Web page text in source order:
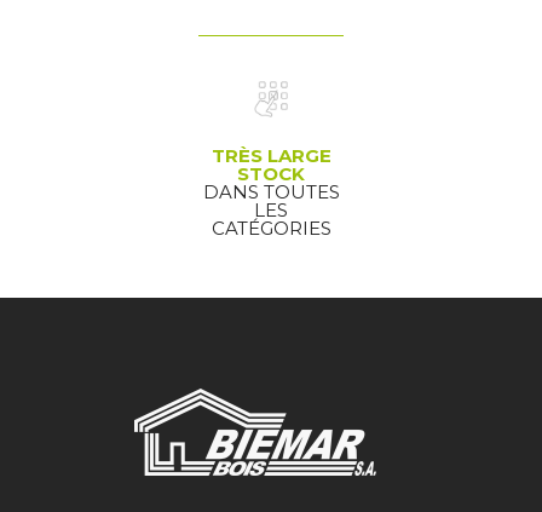
TRÈS LARGE
STOCK
DANS TOUTES
LES
CATÉGORIES